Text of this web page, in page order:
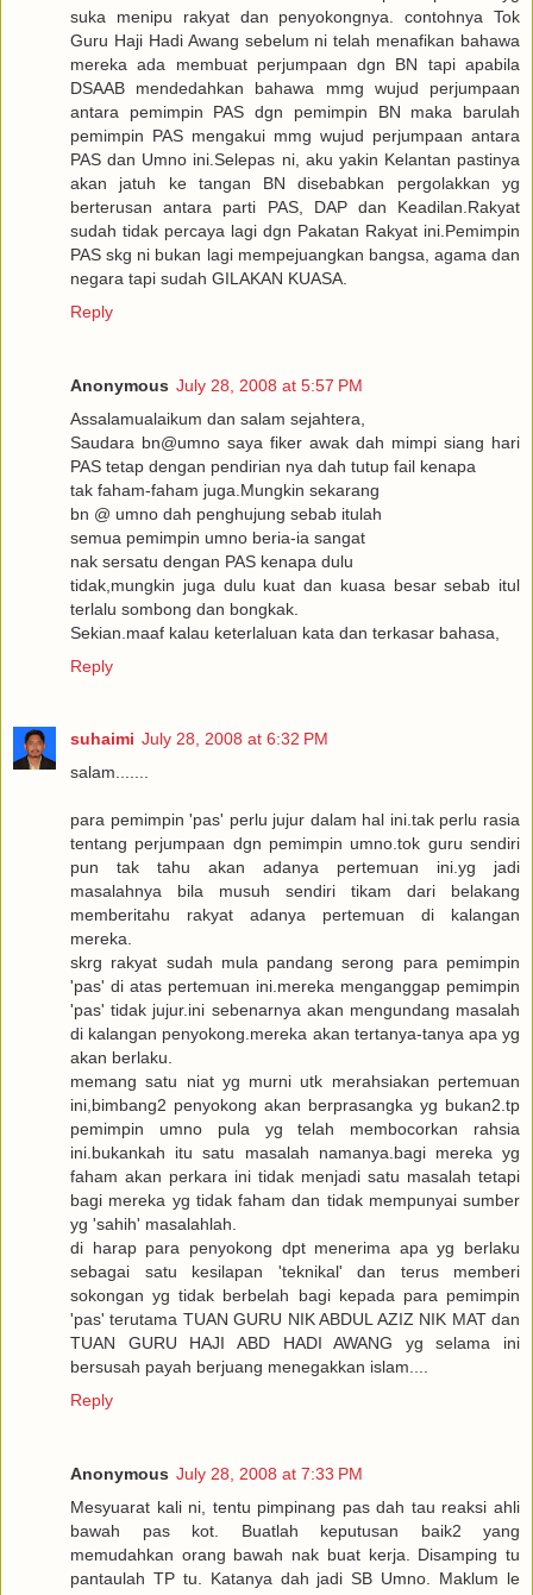
suka menipu rakyat dan penyokongnya. contohnya Tok
Guru Haji Hadi Awang sebelum ni telah menafikan bahawa
mereka ada membuat perjumpaan dgn BN tapi apabila
DSAAB mendedahkan bahawa mmg wujud perjumpaan
antara pemimpin PAS dgn pemimpin BN maka barulah
pemimpin PAS mengakui mmg wujud perjumpaan antara
PAS dan Umno ini.Selepas ni, aku yakin Kelantan pastinya
akan jatuh ke tangan BN disebabkan pergolakkan yg
berterusan antara parti PAS, DAP dan Keadilan.Rakyat
sudah tidak percaya lagi dgn Pakatan Rakyat ini.Pemimpin
PAS skg ni bukan lagi mempejuangkan bangsa, agama dan
negara tapi sudah GILAKAN KUASA.
Reply
Anonymous July 28, 2008 at 5:57 PM
Assalamualaikum dan salam sejahtera,
Saudara bn@umno saya fiker awak dah mimpi siang hari
PAS tetap dengan pendirian nya dah tutup fail kenapa
tak faham-faham juga.Mungkin sekarang
bn @ umno dah penghujung sebab itulah
semua pemimpin umno beria-ia sangat
nak sersatu dengan PAS kenapa dulu
tidak,mungkin juga dulu kuat dan kuasa besar sebab itul
terlalu sombong dan bongkak.
Sekian.maaf kalau keterlaluan kata dan terkasar bahasa,
Reply
suhaimi July 28, 2008 at 6:32 PM
salam.......
para pemimpin 'pas' perlu jujur dalam hal ini.tak perlu rasia
tentang perjumpaan dgn pemimpin umno.tok guru sendiri
pun tak tahu akan adanya pertemuan ini.yg jadi
masalahnya bila musuh sendiri tikam dari belakang
memberitahu rakyat adanya pertemuan di kalangan
mereka.
skrg rakyat sudah mula pandang serong para pemimpin
'pas' di atas pertemuan ini.mereka menganggap pemimpin
'pas' tidak jujur.ini sebenarnya akan mengundang masalah
di kalangan penyokong.mereka akan tertanya-tanya apa yg
akan berlaku.
memang satu niat yg murni utk merahsiakan pertemuan
ini,bimbang2 penyokong akan berprasangka yg bukan2.tp
pemimpin umno pula yg telah membocorkan rahsia
ini.bukankah itu satu masalah namanya.bagi mereka yg
faham akan perkara ini tidak menjadi satu masalah tetapi
bagi mereka yg tidak faham dan tidak mempunyai sumber
yg 'sahih' masalahlah.
di harap para penyokong dpt menerima apa yg berlaku
sebagai satu kesilapan 'teknikal' dan terus memberi
sokongan yg tidak berbelah bagi kepada para pemimpin
'pas' terutama TUAN GURU NIK ABDUL AZIZ NIK MAT dan
TUAN GURU HAJI ABD HADI AWANG yg selama ini
bersusah payah berjuang menegakkan islam....
Reply
Anonymous July 28, 2008 at 7:33 PM
Mesyuarat kali ni, tentu pimpinang pas dah tau reaksi ahli
bawah pas kot. Buatlah keputusan baik2 yang
memudahkan orang bawah nak buat kerja. Disamping tu
pantaulah TP tu. Katanya dah jadi SB Umno. Maklum le